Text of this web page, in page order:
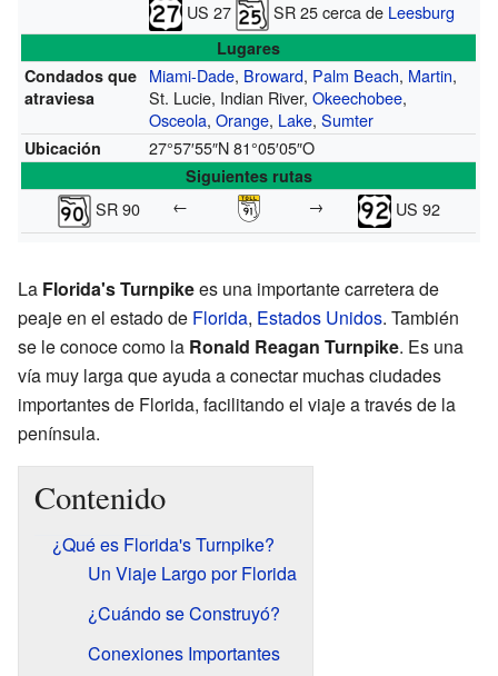
US 27 SR 25 cerca de Leesburg
Lugares
Condados que
atraviesa
Miami-Dade, Broward, Palm Beach, Martin,
St. Lucie, Indian River,Okeechobee,
Osceola,Orange, Lake,Sumter
Ubicación 27°57′55″N81°05′05″O
Siguientes rutas
SR 90 ← → US 92
La Florida's Turnpikees una importante carretera de
peaje en el estado de Florida, Estados Unidos. También
se le conoce como la Ronald Reagan Turnpike. Es una
vía muy larga que ayuda a conectar muchas ciudades
importantes de Florida, facilitando el viaje a través de la
península.
Contenido
¿Qué es Florida's Turnpike?
Un Viaje Largo por Florida
¿Cuándo se Construyó?
Conexiones Importantes